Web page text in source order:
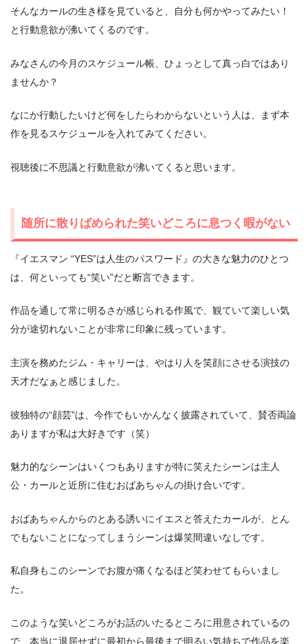
そんなカールの生き様を見ていると、自分も何かやってみたい！
と行動意欲が沸いてくるのです。
みなさんの今月のスケジュール帳、ひょっとして真っ白ではあり
ませんか？
なにか行動したいけど何をしたらわからないという人は、まず本
作を見るスケジュールを入れてみてください。
視聴後に不思議と行動意欲が沸いてくると思います。
随所に散りばめられた笑いどころに息つく暇がない
『イエスマン “YES”は人生のパスワード』の大きな魅力のひとつ
は、何といっても“笑い”だと断言できます。
作品を通して常に明るさが感じられる作風で、観ていて楽しい気
分が途切れないことが非常に印象に残っています。
主演を務めたジム・キャリーは、やはり人を笑顔にさせる演技の
天才だなぁと感じました。
彼独特の“顔芸”は、今作でもいかんなく披露されていて、賛否両論
ありますが私は大好きです（笑）
魅力的なシーンはいくつもありますが特に笑えたシーンは主人
公・カールと近所に住むおばあちゃんの掛け合いです。
おばあちゃんからのとある誘いにイエスと答えたカールが、とん
でもないことになってしまうシーンは爆笑間違いなしです。
私自身もこのシーンでお腹が痛くなるほど笑わせてもらいまし
た。
このような笑いどころがお話のいたるところに用意されているの
で、本当に退屈せずに最初から最後まで明るい気持ちで作品を楽